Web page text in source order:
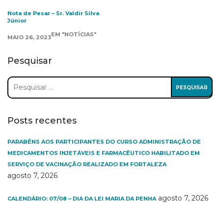
Nota de Pesar – Sr. Valdir Silva
Júnior
MAIO 26, 2023EM "NOTÍCIAS"
Pesquisar
Pesquisar
por:
Posts recentes
PARABÉNS AOS PARTICIPANTES DO CURSO ADMINISTRAÇÃO DE
MEDICAMENTOS INJETÁVEIS E FARMACÊUTICO HABILITADO EM
SERVIÇO DE VACINAÇÃO REALIZADO EM FORTALEZA
agosto 7, 2026
CALENDÁRIO: 07/08 – DIA DA LEI MARIA DA PENHA agosto 7, 2026